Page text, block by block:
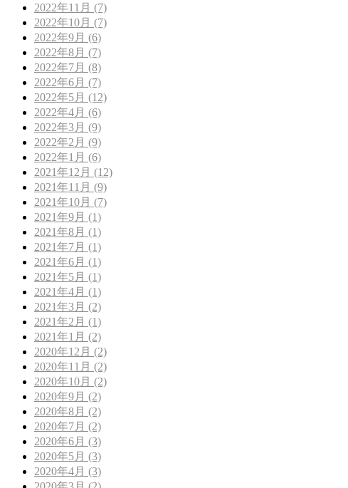
2022年11月 (7)
2022年10月 (7)
2022年9月 (6)
2022年8月 (7)
2022年7月 (8)
2022年6月 (7)
2022年5月 (12)
2022年4月 (6)
2022年3月 (9)
2022年2月 (9)
2022年1月 (6)
2021年12月 (12)
2021年11月 (9)
2021年10月 (7)
2021年9月 (1)
2021年8月 (1)
2021年7月 (1)
2021年6月 (1)
2021年5月 (1)
2021年4月 (1)
2021年3月 (2)
2021年2月 (1)
2021年1月 (2)
2020年12月 (2)
2020年11月 (2)
2020年10月 (2)
2020年9月 (2)
2020年8月 (2)
2020年7月 (2)
2020年6月 (3)
2020年5月 (3)
2020年4月 (3)